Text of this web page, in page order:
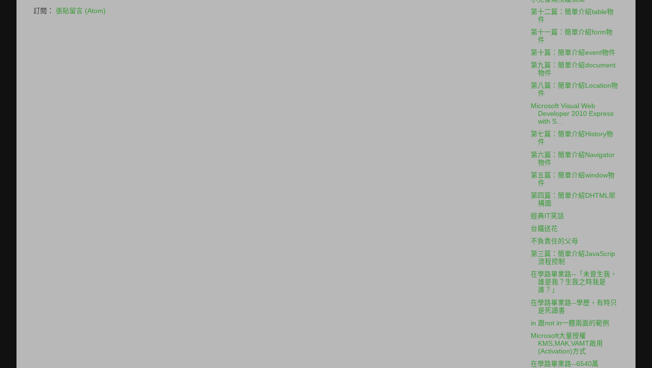
訂閱： 張貼留言 (Atom)
第十二篇：簡單介紹table物
件
第十一篇：簡單介紹form物
件
第十篇：簡單介紹event物件
第九篇：簡單介紹document
物件
第八篇：簡單介紹Location物
件
Microsoft Visual Web
Developer 2010 Express
with S...
第七篇：簡單介紹History物
件
第六篇：簡單介紹Navigator
物件
第五篇：簡單介紹window物
件
第四篇：簡單介紹DHTML架
構圖
經典IT笑話
台鐵送花
不負責任的父母
第三篇：簡單介紹JavaScrip
流程控制
在學路畢業路--「未曾生我，
誰是我？生我之時我是
誰？」
在學路畢業路--學歷，有時只
是死讀書
in 跟not in一體兩面的範例
Microsoft大量授權
KMS,MAK,VAMT啟用
(Activation)方式
在學路畢業路--6540萬